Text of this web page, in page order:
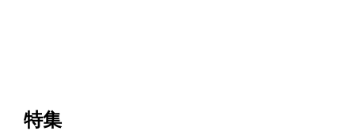
特集